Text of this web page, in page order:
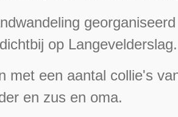
op Langevelderslag.
met een aantal collie's
en zus en oma.